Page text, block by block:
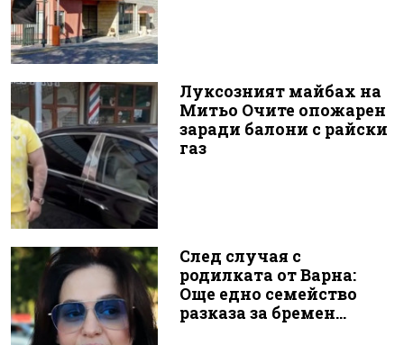
Луксозният майбах на
Митьо Очите опожарен
заради балони с райски
газ
След случая с
родилката от Варна:
Още едно семейство
разказа за бремен...